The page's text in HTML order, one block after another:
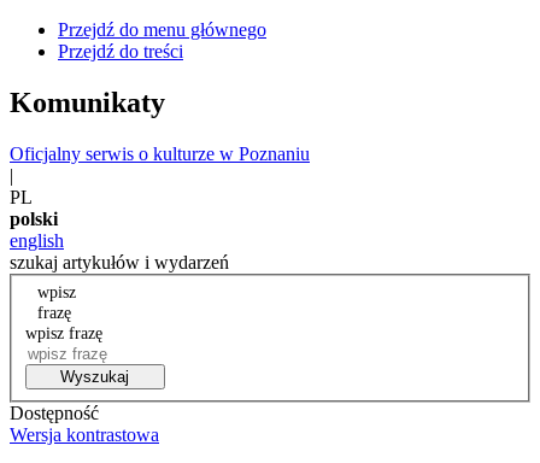
Przejdź do menu głównego
Przejdź do treści
Komunikaty
Oficjalny serwis o kulturze w Poznaniu
|
PL
polski
english
szukaj artykułów i wydarzeń
wpisz
frazę
wpisz frazę
Wyszukaj
Dostępność
Wersja kontrastowa